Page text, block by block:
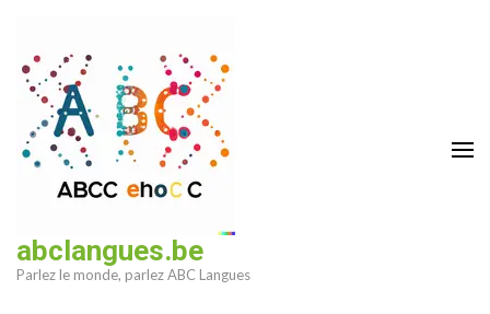
contenu
(Pressez
Entrée)
abclangues.be
Parlez le monde, parlez ABC Langues